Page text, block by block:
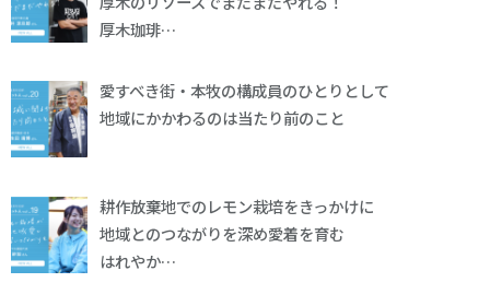
厚木珈琲…
愛すべき街・本牧の構成員のひとりとして
地域にかかわるのは当たり前のこと
耕作放棄地でのレモン栽培をきっかけに
地域とのつながりを深め愛着を育む
はれやか…